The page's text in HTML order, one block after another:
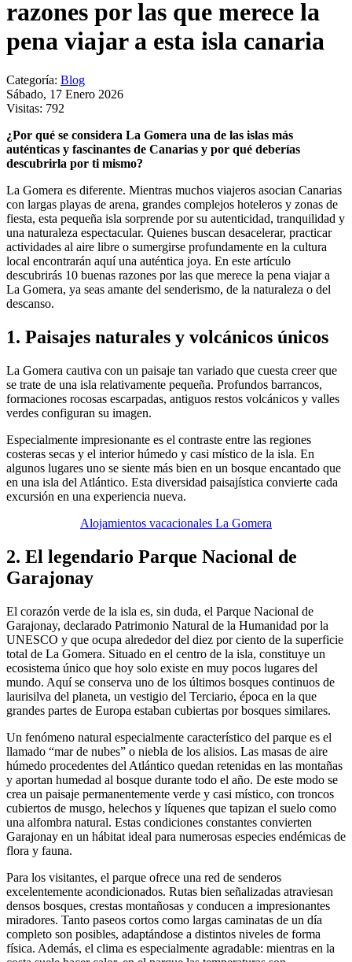
razones por las que merece la
pena viajar a esta isla canaria
Categoría: Blog
Sábado, 17 Enero 2026
Visitas: 792
¿Por qué se considera La Gomera una de las islas más
auténticas y fascinantes de Canarias y por qué deberías
descubrirla por ti mismo?
La Gomera es diferente. Mientras muchos viajeros asocian Canarias
con largas playas de arena, grandes complejos hoteleros y zonas de
fiesta, esta pequeña isla sorprende por su autenticidad, tranquilidad y
una naturaleza espectacular. Quienes buscan desacelerar, practicar
actividades al aire libre o sumergirse profundamente en la cultura
local encontrarán aquí una auténtica joya. En este artículo
descubrirás 10 buenas razones por las que merece la pena viajar a
La Gomera, ya seas amante del senderismo, de la naturaleza o del
descanso.
1. Paisajes naturales y volcánicos únicos
La Gomera cautiva con un paisaje tan variado que cuesta creer que
se trate de una isla relativamente pequeña. Profundos barrancos,
formaciones rocosas escarpadas, antiguos restos volcánicos y valles
verdes configuran su imagen.
Especialmente impresionante es el contraste entre las regiones
costeras secas y el interior húmedo y casi místico de la isla. En
algunos lugares uno se siente más bien en un bosque encantado que
en una isla del Atlántico. Esta diversidad paisajística convierte cada
excursión en una experiencia nueva.
Alojamientos vacacionales La Gomera
2. El legendario Parque Nacional de
Garajonay
El corazón verde de la isla es, sin duda, el Parque Nacional de
Garajonay, declarado Patrimonio Natural de la Humanidad por la
UNESCO y que ocupa alrededor del diez por ciento de la superficie
total de La Gomera. Situado en el centro de la isla, constituye un
ecosistema único que hoy solo existe en muy pocos lugares del
mundo. Aquí se conserva uno de los últimos bosques continuos de
laurisilva del planeta, un vestigio del Terciario, época en la que
grandes partes de Europa estaban cubiertas por bosques similares.
Un fenómeno natural especialmente característico del parque es el
llamado “mar de nubes” o niebla de los alisios. Las masas de aire
húmedo procedentes del Atlántico quedan retenidas en las montañas
y aportan humedad al bosque durante todo el año. De este modo se
crea un paisaje permanentemente verde y casi místico, con troncos
cubiertos de musgo, helechos y líquenes que tapizan el suelo como
una alfombra natural. Estas condiciones constantes convierten
Garajonay en un hábitat ideal para numerosas especies endémicas de
flora y fauna.
Para los visitantes, el parque ofrece una red de senderos
excelentemente acondicionados. Rutas bien señalizadas atraviesan
densos bosques, crestas montañosas y conducen a impresionantes
miradores. Tanto paseos cortos como largas caminatas de un día
completo son posibles, adaptándose a distintos niveles de forma
física. Además, el clima es especialmente agradable: mientras en la